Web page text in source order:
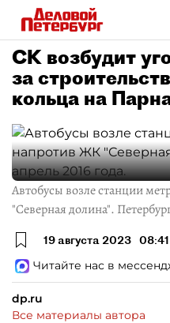
СК возбудит
за
кольца на
Автобусы возле станции
"Северная долина".
19 августа 2023 08:41
Читайте нас в
dp.ru
Все материалы автора